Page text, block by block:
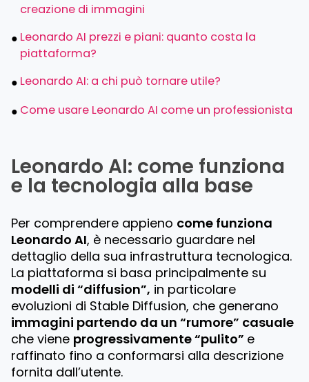
creazione di immagini
Leonardo AI prezzi e piani: quanto costa la
piattaforma?
Leonardo AI: a chi può tornare utile?
Come usare Leonardo AI come un professionista
Leonardo AI: come funziona
e la tecnologia alla base
Per comprendere appieno come funziona
Leonardo AI, è necessario guardare nel
dettaglio della sua infrastruttura tecnologica.
La piattaforma si basa principalmente su
modelli di “diffusion”, in particolare
evoluzioni di Stable Diffusion, che generano
immagini partendo da un “rumore” casuale
che viene progressivamente “pulito” e
raffinato fino a conformarsi alla descrizione
fornita dall’utente.